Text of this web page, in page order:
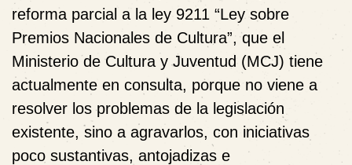
reforma parcial a la ley 9211 “Ley sobre
Premios Nacionales de Cultura”, que el
Ministerio de Cultura y Juventud (MCJ) tiene
actualmente en consulta, porque no viene a
resolver los problemas de la legislación
existente, sino a agravarlos, con iniciativas
poco sustantivas, antojadizas e